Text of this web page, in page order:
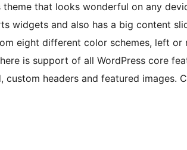
that looks wonderful on any
widgets and also has a big content
eight different color schemes, left or
is support of all WordPress core
headers and featured images.